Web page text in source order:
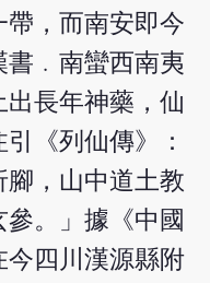
，而南安即今
書﹒南蠻西南夷
長年神藥，仙
《列仙傳》：
腳，山中道土教
。」據《中國
今四川漢源縣附